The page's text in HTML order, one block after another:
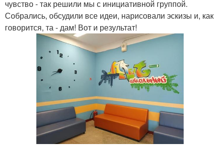
чувство - так решили мы с инициативной группой.
Собрались, обсудили все идеи, нарисовали эскизы и, как
говорится, та - дам! Вот и результат!